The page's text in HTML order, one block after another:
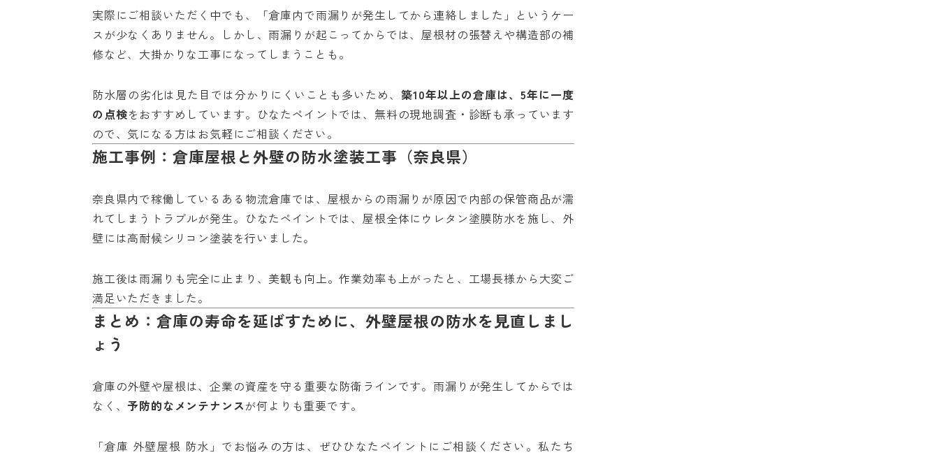
実際にご相談いただく中でも、「倉庫内で雨漏りが発生してから連絡しました」というケー
スが少なくありません。しかし、雨漏りが起こってからでは、屋根材の張替えや構造部の補
修など、大掛かりな工事になってしまうことも。
防水層の劣化は見た目では分かりにくいことも多いため、築10年以上の倉庫は、5年に一度
の点検をおすすめしています。ひなたペイントでは、無料の現地調査・診断も承っています
ので、気になる方はお気軽にご相談ください。
施工事例：倉庫屋根と外壁の防水塗装工事（奈良県）
奈良県内で稼働しているある物流倉庫では、屋根からの雨漏りが原因で内部の保管商品が濡
れてしまうトラブルが発生。ひなたペイントでは、屋根全体にウレタン塗膜防水を施し、外
壁には高耐候シリコン塗装を行いました。
施工後は雨漏りも完全に止まり、美観も向上。作業効率も上がったと、工場長様から大変ご
満足いただきました。
まとめ：倉庫の寿命を延ばすために、外壁屋根の防水を見直しまし
ょう
倉庫の外壁や屋根は、企業の資産を守る重要な防衛ラインです。雨漏りが発生してからでは
なく、予防的なメンテナンスが何よりも重要です。
「倉庫 外壁屋根 防水」でお悩みの方は、ぜひひなたペイントにご相談ください。私たち